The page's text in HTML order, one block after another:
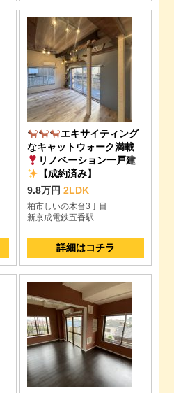
エキサイティング
なキャットウォーク満載
リノベーション一戸建
【成約済み】
9.8万円 2LDK
柏市しいの木台3丁目
新京成電鉄五香駅
詳細はコチラ